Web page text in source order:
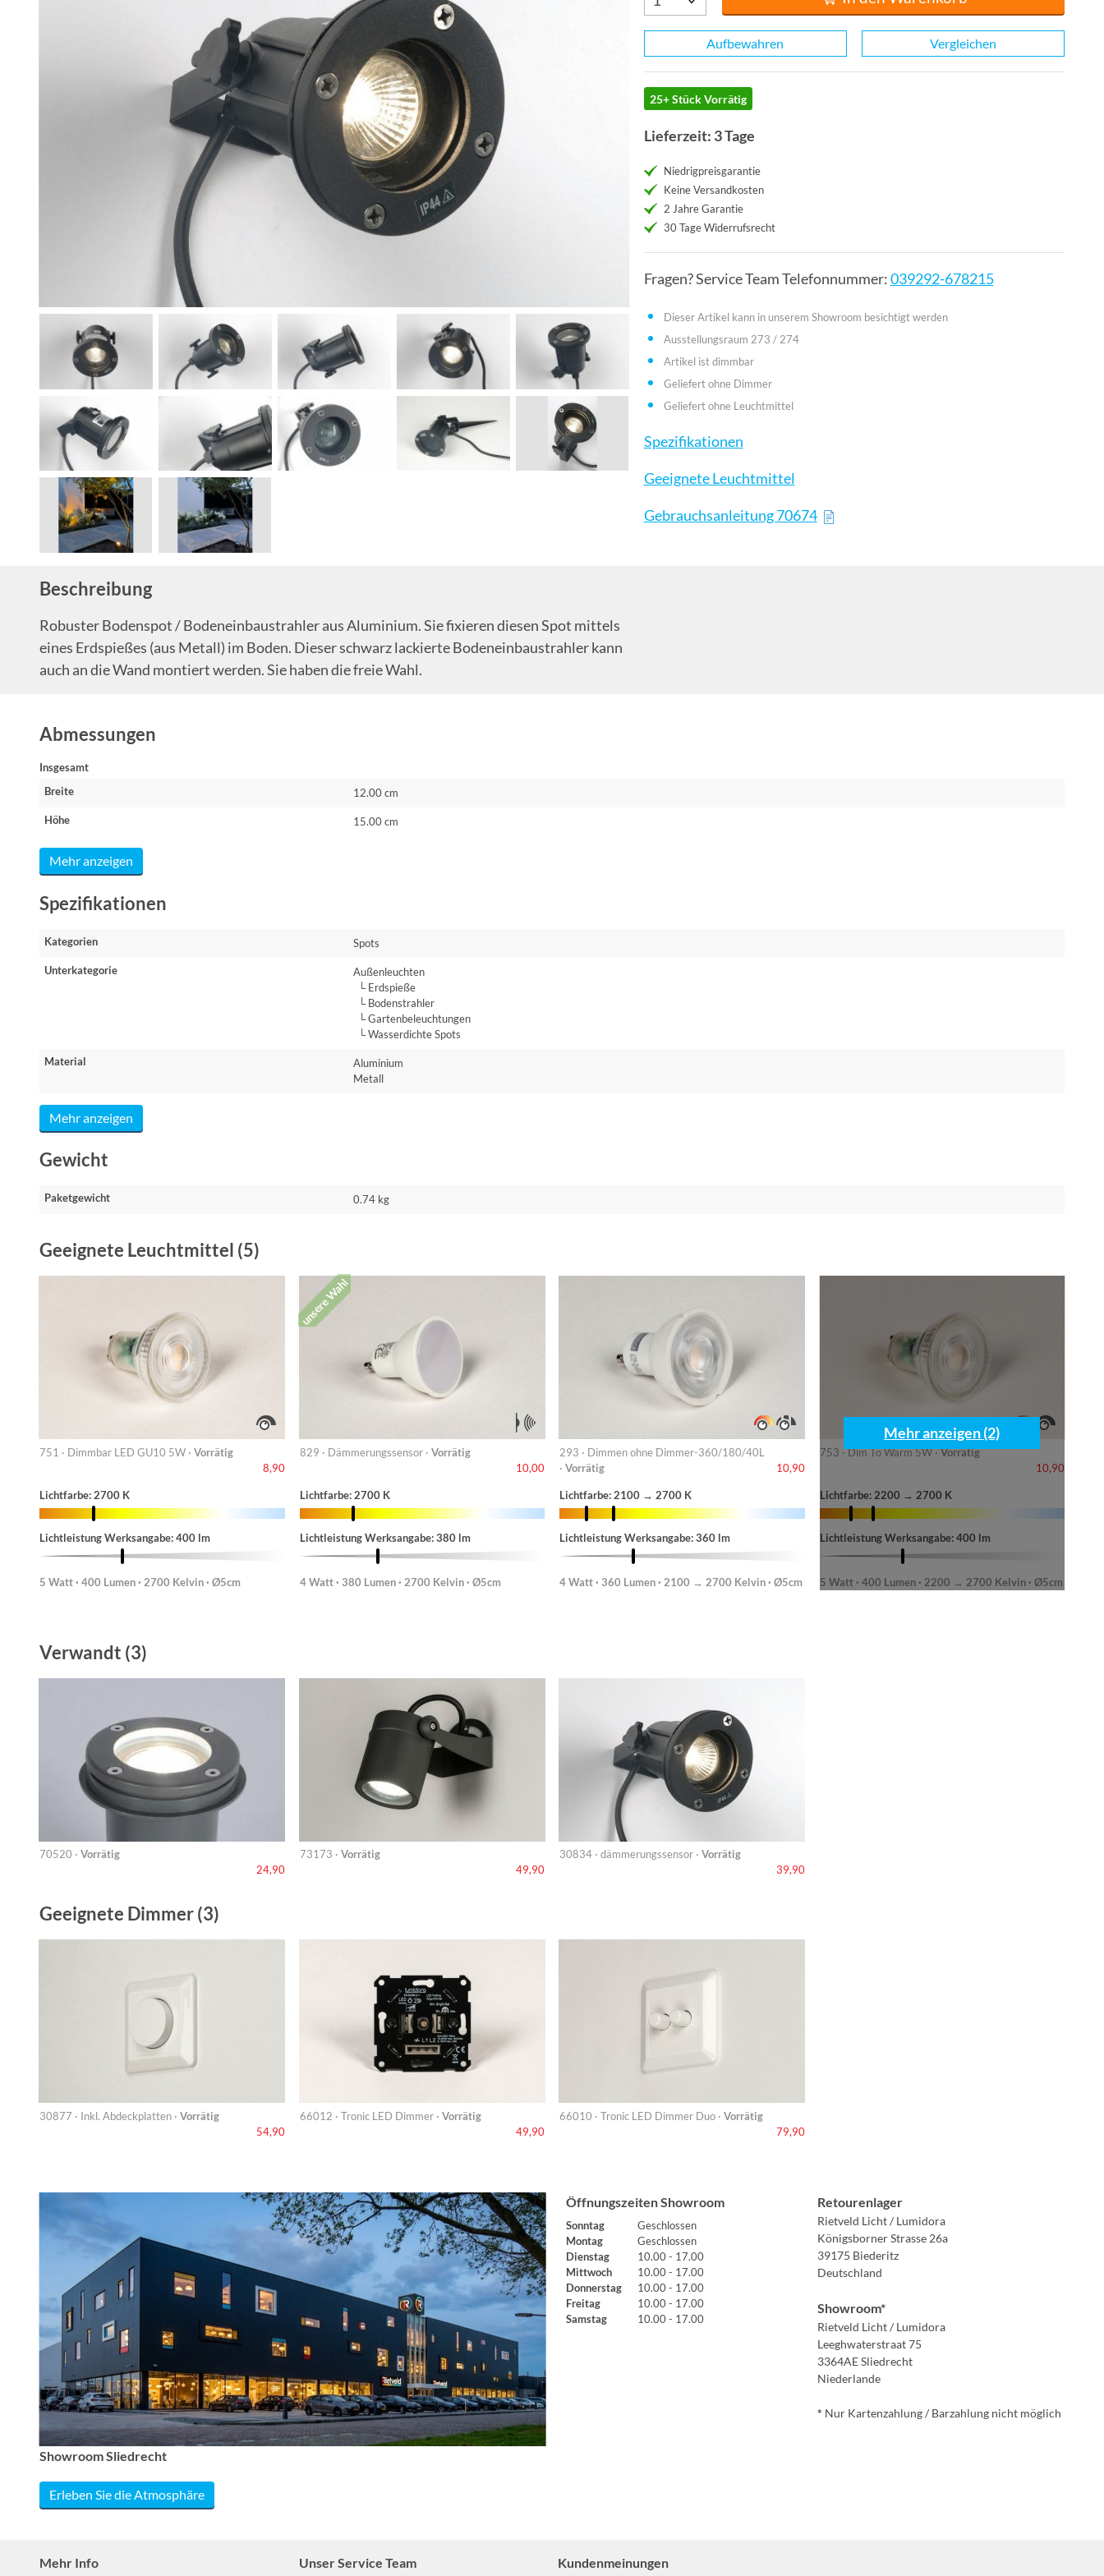
Aufbewahren Vergleichen
25+ Stück Vorrätig
Lieferzeit: 3 Tage
Niedrigpreisgarantie
Keine Versandkosten
2 Jahre Garantie
30 Tage Widerrufsrecht
Fragen? Service Team Telefonnummer:039292-678215
Dieser Artikel kann in unserem Showroom besichtigt werden
Ausstellungsraum 273 / 274
Artikel ist dimmbar
Geliefert ohne Dimmer
Geliefert ohne Leuchtmittel
Spezifikationen
Geeignete Leuchtmittel
Gebrauchsanleitung 70674
Beschreibung
Robuster Bodenspot / Bodeneinbaustrahler aus Aluminium. Sie fixieren diesen Spot mittels
eines Erdspießes (aus Metall) im Boden. Dieser schwarz lackierte Bodeneinbaustrahler kann
auch an die Wand montiert werden. Sie haben die freie Wahl.
Abmessungen
Insgesamt
Breite
12.00 cm
Höhe 15.00 cm
Mehr anzeigen
Spezifikationen
Kategorien Spots
Unterkategorie
Außenleuchten
└ Erdspieße
└ Bodenstrahler
└ Gartenbeleuchtungen
└ Wasserdichte Spots
Material
Aluminium
Metall
Mehr anzeigen
Gewicht
Paketgewicht 0.74 kg
Geeignete Leuchtmittel (5)
751 · Dimmbar LED GU10 5W · Vorrätig
8,90
Lichtfarbe: 2700 K
Lichtleistung Werksangabe: 400 lm
5 Watt · 400 Lumen · 2700 Kelvin · Ø5cm
unsere Wahl
829 · Dämmerungssensor · Vorrätig
10,00
Lichtfarbe: 2700 K
Lichtleistung Werksangabe: 380 lm
4 Watt · 380 Lumen · 2700 Kelvin · Ø5cm
293 · Dimmen ohne Dimmer-360/180/40L
· Vorrätig 10,90
Lichtfarbe: 2100 → 2700 K
Lichtleistung Werksangabe: 360 lm
4 Watt · 360 Lumen · 2100 → 2700 Kelvin · Ø5cm
753 · Dim To Warm 5W ·Vorrätig
10,90
Lichtfarbe: 2200 → 2700 K
Lichtleistung Werksangabe: 400 lm
5 Watt · 400 Lumen · 2200 → 2700 Kelvin · Ø5cm
Mehr anzeigen (2)
Verwandt (3)
70520 · Vorrätig
24,90
73173 · Vorrätig
49,90
30834 · dämmerungssensor · Vorrätig
39,90
Geeignete Dimmer (3)
30877 · Inkl. Abdeckplatten · Vorrätig
54,90
66012 · Tronic LED Dimmer · Vorrätig
49,90
66010 · Tronic LED Dimmer Duo · Vorrätig
79,90
Showroom Sliedrecht
Erleben Sie die Atmosphäre
Öffnungszeiten Showroom
Sonntag
Geschlossen
Montag
Geschlossen
Dienstag
10.00 - 17.00
Mittwoch
10.00 - 17.00
Donnerstag
10.00 - 17.00
Freitag
10.00 - 17.00
Samstag
10.00 - 17.00
Retourenlager
Rietveld Licht / Lumidora
Königsborner Strasse 26a
39175 Biederitz
Deutschland
Showroom*
Rietveld Licht / Lumidora
Leeghwaterstraat 75
3364AE Sliedrecht
Niederlande
* Nur Kartenzahlung / Barzahlung nicht möglich
Mehr Info Unser Service Team Kundenmeinungen